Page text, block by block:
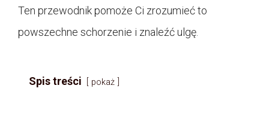
Ten przewodnik pomoże Ci zrozumieć to
powszechne schorzenie i znaleźć ulgę.
Spis treści pokaż